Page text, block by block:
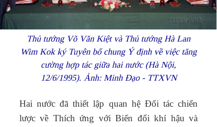
Thủ tướng Võ Văn Kiệt và Thủ tướng Hà Lan
Wim Kok ký Tuyên bố chung Ý định về việc tăng
cường hợp tác giữa hai nước (Hà Nội,
12/6/1995). Ảnh: Minh Đạo - TTXVN
Hai nước đã thiết lập quan hệ Đối tác chiến
lược về Thích ứng với Biến đổi khí hậu và